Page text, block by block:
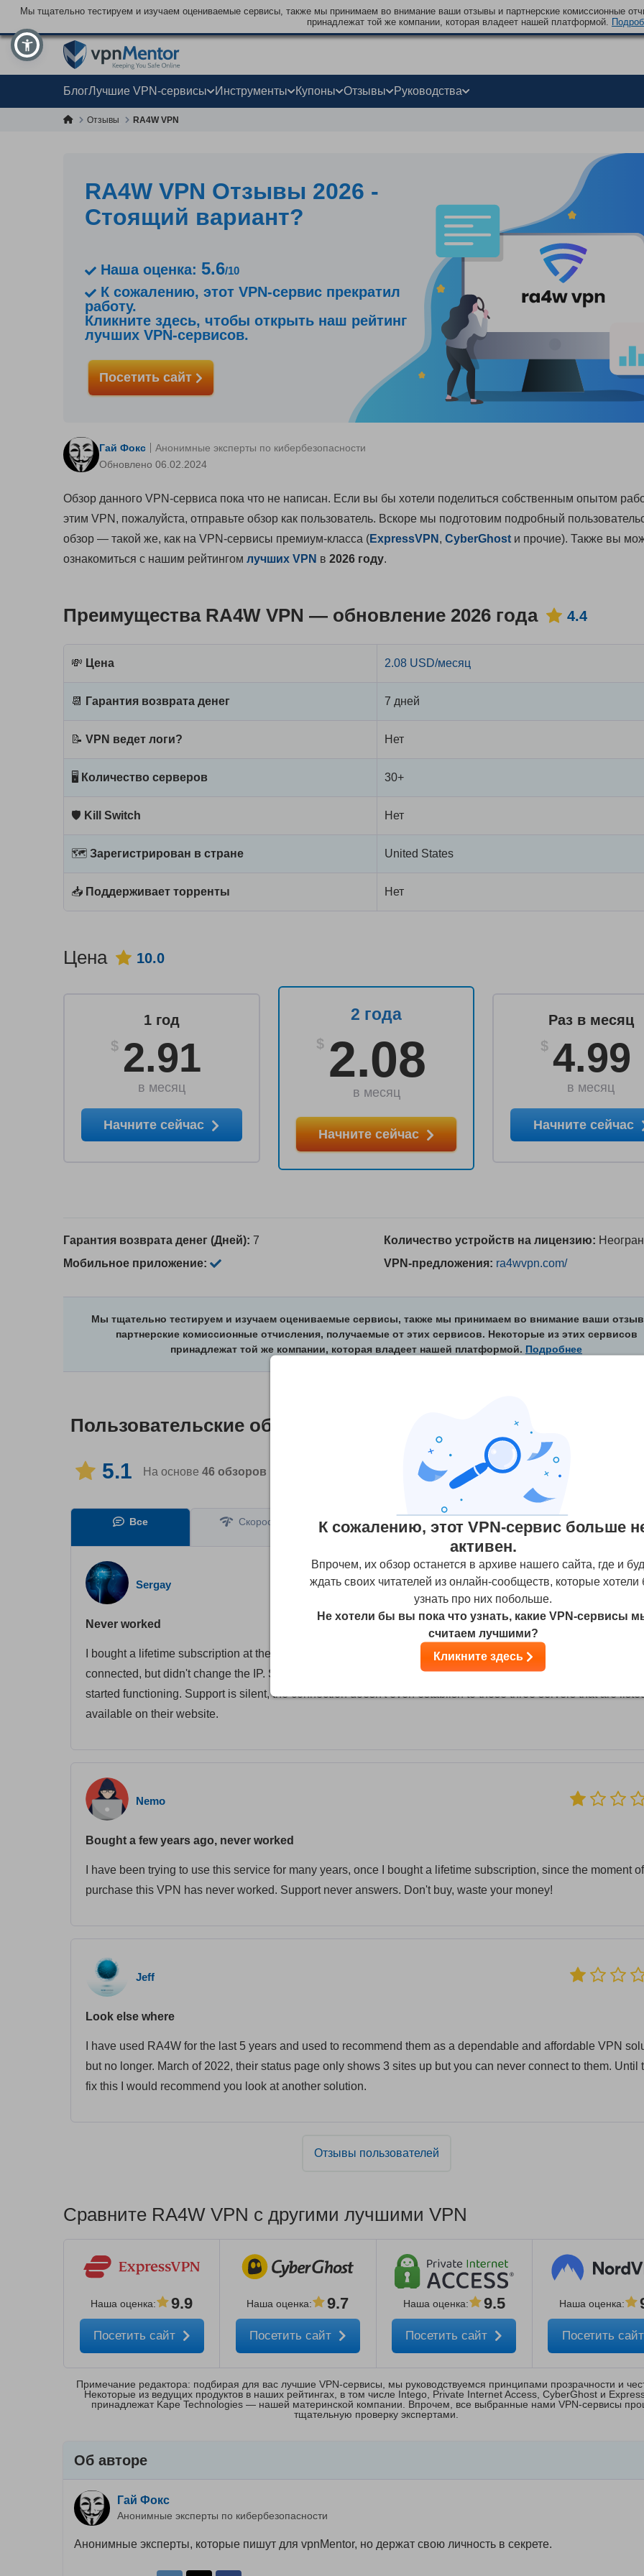
Мы тщательно тестируем и изучаем оцениваемые сервисы, также мы принимаем во внимание ваши отзывы и партнерские комиссионные
принадлежат той же компании, которая владеет нашей платформой.
БлогЛучшие VPN-сервисы Инструменты Купоны Отзывы Руководства
Отзывы RA4W VPN
RA4W VPN Oтзывы 2026 -
Стоящий вариант?
Наша оценка: 5.6/10
К сожалению, этот VPN-сервис прекратил
работу.
Кликните здесь, чтобы открыть наш рейтинг
лучших VPN-сервисов.
Посетить сайт
Гай Фокс
Обновлено 06.02.2024
Анонимные эксперты по кибербезопасности
Обзор данного VPN-сервиса пока что не написан. Если вы бы хотели поделиться собственным опытом
этим VPN, пожалуйста, отправьте обзор как пользователь. Вскоре мы подготовим подробный
обзор — такой же, как на VPN-сервисы премиум-класса (ExpressVPN , CyberGhost и прочие). Также вы
ознакомиться с нашим рейтингом лучших VPN в 2026 году.
Преимущества RA4W VPN — обновление 2026 года 4.4
💸 Цена 2.08 USD/месяц
📆 Гарантия возврата денег 7 дней
📝 VPN ведет логи? Нет
🖥 Количество серверов 30+
🛡 Kill Switch Нет
🗺 Зарегистрирован в стране United States
📥 Поддерживает торренты Нет
Цена 10.0
2 года
$ 2.08
в месяц
Начните сейчас
1 год
$ 2.91
в месяц
Начните сейчас
Раз в месяц
$ 4.99
в месяц
Начните сейчас
Гарантия возврата денег (Дней): 7
Мобильное приложение:
Количество устройств на лицензию:
VPN-предложения: ra4wvpn.com/
Мы тщательно тестируем и изучаем оцениваемые сервисы, также мы принимаем во внимание ваши
партнерские комиссионные отчисления, получаемые от этих сервисов. Некоторые из этих сервисов
принадлежат той же компании, которая владеет нашей платформой. Подробнее
Пользовательские обзоры на (Отзывы пользователей не
5.1 На основе 46 обзоров
Все Скорость Стриминг Безопасность
Sergay
Never worked
I bought a lifetime subscription at the beginning of the project, when they still used their own client, which even
connected, but didn't change the IP. Several years later, the service started using the OpenVPN client, but it
started functioning. Support is silent, the connection doesn't even establish to those three servers that are
available on their website.
Nemo
Bought a few years ago, never worked
I have been trying to use this service for many years, once I bought a lifetime subscription, since the moment of
purchase this VPN has never worked. Support never answers. Don't buy, waste your money!
Jeff
Look else where
I have used RA4W for the last 5 years and used to recommend them as a dependable and affordable VPN
but no longer. March of 2022, their status page only shows 3 sites up but you can never connect to them. Until
fix this I would recommend you look at another solution.
Отзывы пользователей
Сравните RA4W VPN с другими лучшими VPN
Наша оценка: 9.9
Посетить сайт
Наша оценка: 9.7
Посетить сайт
Наша оценка: 9.5
Посетить сайт
Наша оценка:
Посетить сайт
Примечание редактора: подбирая для вас лучшие VPN-сервисы, мы руководствуемся принципами прозрачности и
Некоторые из ведущих продуктов в наших рейтингах, в том числе Intego, Private Internet Access, CyberGhost и
принадлежат Kape Technologies — нашей материнской компании. Впрочем, все выбранные нами VPN-сервисы
тщательную проверку экспертами.
Об авторе
Гай Фокс
Анонимные эксперты по кибербезопасности
Анонимные эксперты, которые пишут для vpnMentor, но держат свою личность в секрете.
К сожалению, этот VPN-сервис больше
активен.
Впрочем, их обзор останется в архиве нашего сайта, где и
ждать своих читателей из онлайн-сообществ, которые хотели
узнать про них побольше.
Не хотели бы вы пока что узнать, какие VPN-сервисы
считаем лучшими?
Кликните здесь